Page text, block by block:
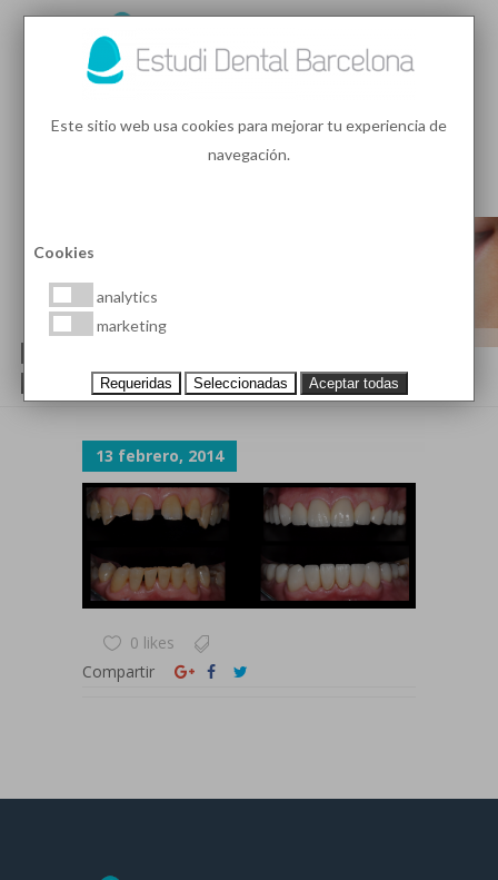
ESTÉTICA DENTAL PARA
DESGASTES DENTALES
13 febrero, 2014
0 likes
Compartir
Este sitio web usa cookies para mejorar tu experiencia de
navegación.
Cookies
analytics
marketing
Requeridas Seleccionadas Aceptar todas